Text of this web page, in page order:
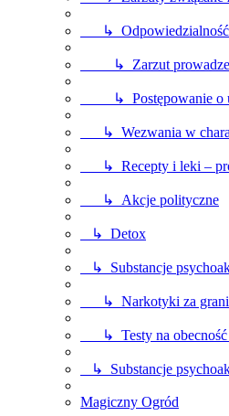
↳ Odpowiedzialność
↳ Zarzut
↳ Postępowanie o
↳ Wezwania w
↳ Recepty i leki –
↳ Akcje polityczne
↳ Detox
↳ Substancje
↳ Narkotyki za
↳ Testy na obecność
↳ Substancje
Magiczny Ogród